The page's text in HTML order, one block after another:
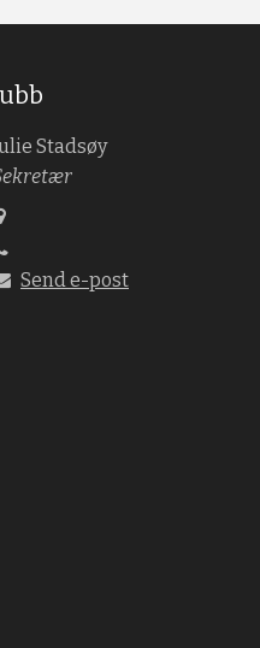
Stadsøy
Send e-post